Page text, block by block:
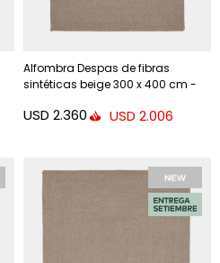
Alfombra Despas de fibras
sintéticas beige 300 x 400 cm -
USD 2.360 USD 2.006